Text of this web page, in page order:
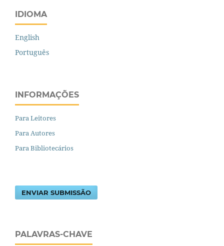
IDIOMA
English
Português
INFORMAÇÕES
Para Leitores
Para Autores
Para Bibliotecários
ENVIAR SUBMISSÃO
PALAVRAS-CHAVE